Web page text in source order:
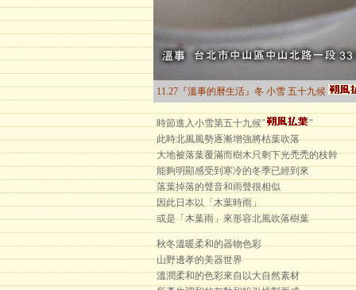
11.27『溫事的曆生活』冬 小雪 五十九候
時節進入小雪第五十九候"
"
此時北風風勢逐漸增強將枯葉吹落
大地被落葉覆滿而樹木只剩下光禿禿的枝幹
能夠明顯感受到寒冷的冬季已經到來
落葉掉落的聲音和雨聲很相似
因此日本以「木葉時雨」
或是「木葉雨」來形容北風吹落樹葉
秋冬溫暖柔和的器物色彩
山野邊孝的美器世界
溫潤柔和的色彩來自以大自然素材